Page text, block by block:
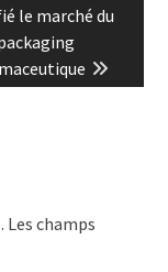
le marché du
Les champs